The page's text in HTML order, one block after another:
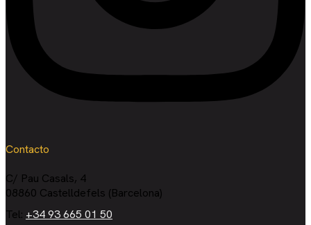
Contacto
C/ Pau Casals, 4
08860 Castelldefels (Barcelona)
Tel: +34 93 665 01 50